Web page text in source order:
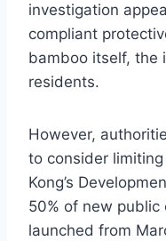
investigation
compliant
bamboo itself, the
residents.
However,
to consider
Kong’s
50% of new
launched from